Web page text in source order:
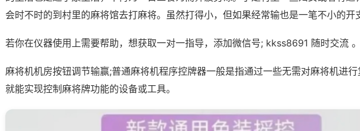
会时不时的到村里的麻将馆去打麻将。虽然打得小，但如果经常输也是一笔不小的开
若你在仪器使用上需要帮助，想获取一对一指导，添加微信号; kkss8691 随时交流 。
麻将机机房按钮调节输赢;普通麻将机程序控牌器一般是指通过一些无需对麻将机进
就能实现控制麻将牌功能的设备或工具。